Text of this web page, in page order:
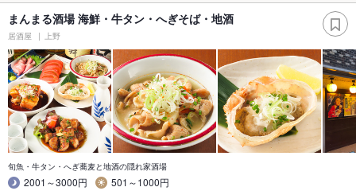
まんまる酒場 海鮮・牛タン・へぎそば・地酒
居酒屋 上野
旬魚・牛タン・へぎ蕎麦と地酒の隠れ家酒場
2001～3000円
501～1000円